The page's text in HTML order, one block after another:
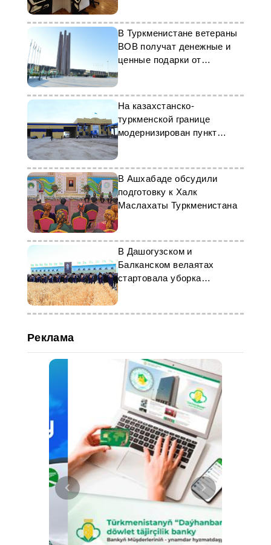
В Туркменистане ветераны
ВОВ получат денежные и
ценные подарки от
президента
На казахстанско-
туркменской границе
модернизирован пункт
пропуска «Темир-Баба»
В Ашхабаде обсудили
подготовку к Халк
Маслахаты Туркменистана
В Дашогузском и
Балканском велаятах
стартовала уборка
пшеницы
Реклама